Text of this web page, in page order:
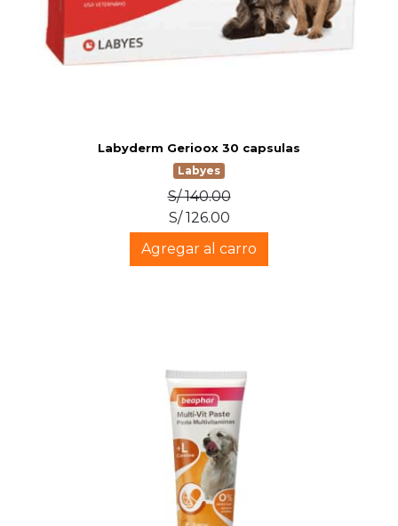
Labyderm Gerioox 30 capsulas
Labyes
S/ 140.00
S/ 126.00
Agregar al carro